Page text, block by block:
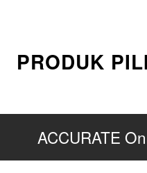
PRODUK
ACCURATE